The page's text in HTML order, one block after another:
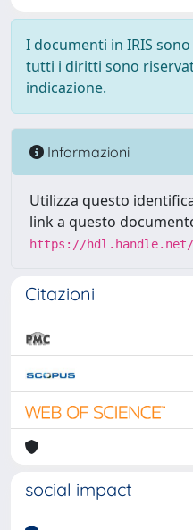
I documenti in IRIS
tutti i diritti sono
indicazione.
Informazioni
Utilizza questo
link a questo
https://hdl.handle.net/
Citazioni
social impact